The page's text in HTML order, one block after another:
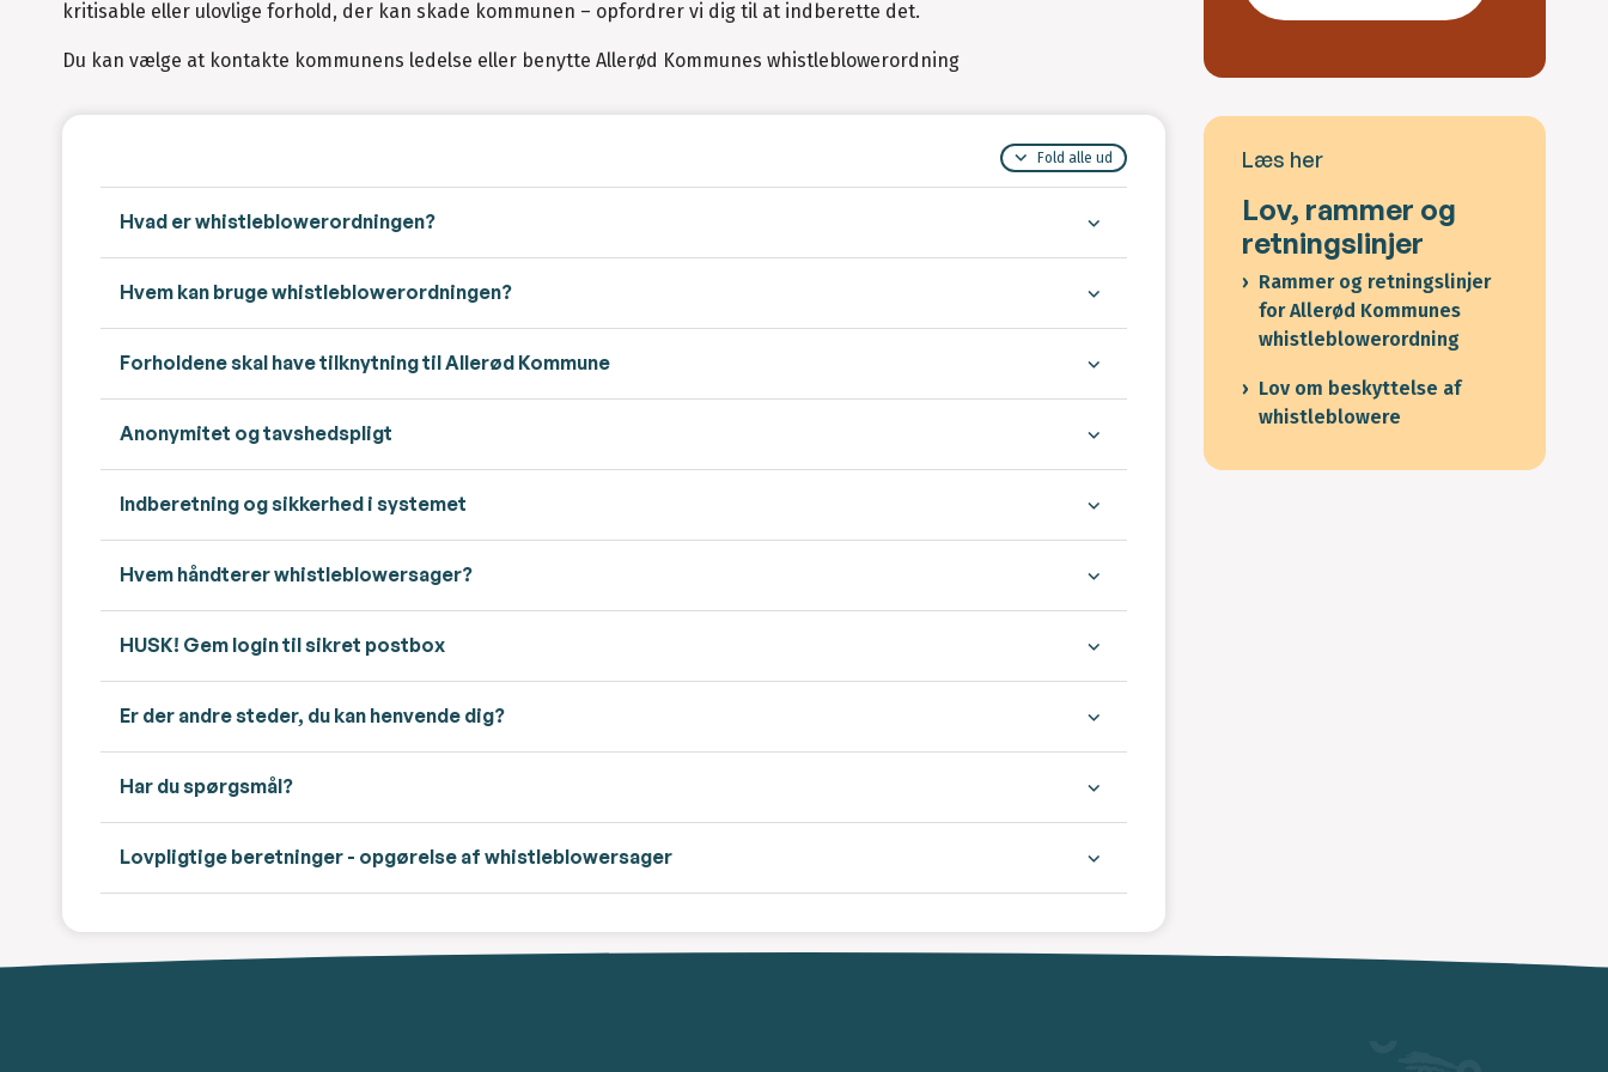
kritisable eller ulovlige forhold, der kan skade kommunen – opfordrer vi dig til at indberette det.
Du kan vælge at kontakte kommunens ledelse eller benytte Allerød Kommunes whistleblowerordning
Fold alle ud
Hvad er whistleblowerordningen?
Hvem kan bruge whistleblowerordningen?
Forholdene skal have tilknytning til Allerød Kommune
Anonymitet og tavshedspligt
Indberetning og sikkerhed i systemet
Hvem håndterer whistleblowersager?
HUSK! Gem login til sikret postbox
Er der andre steder, du kan henvende dig?
Har du spørgsmål?
Lovpligtige beretninger - opgørelse af whistleblowersager
Læs her
Lov, rammer og
retningslinjer
Rammer og retningslinjer
for Allerød Kommunes
whistleblowerordning
Lov om beskyttelse af
whistleblowere